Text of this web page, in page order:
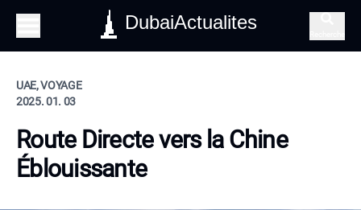
DubaiActualites
UAE, VOYAGE
2025. 01. 03
Route Directe vers la Chine
Éblouissante